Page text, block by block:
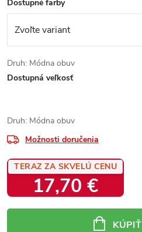
Dostupné farby
Druh: Módna obuv
Dostupná veľkosť
Druh: Módna obuv
Možnosti doručenia
TERAZ ZA SKVELÚ CENU
17,70 €
KÚPIŤ